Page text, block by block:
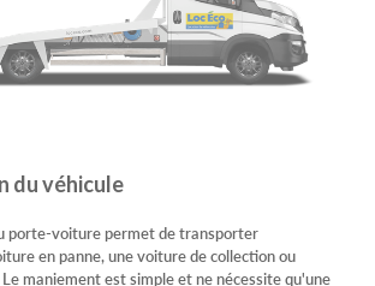
du véhicule
porte-voiture permet de transporter
en panne, une voiture de collection ou
maniement est simple et ne nécessite qu'une